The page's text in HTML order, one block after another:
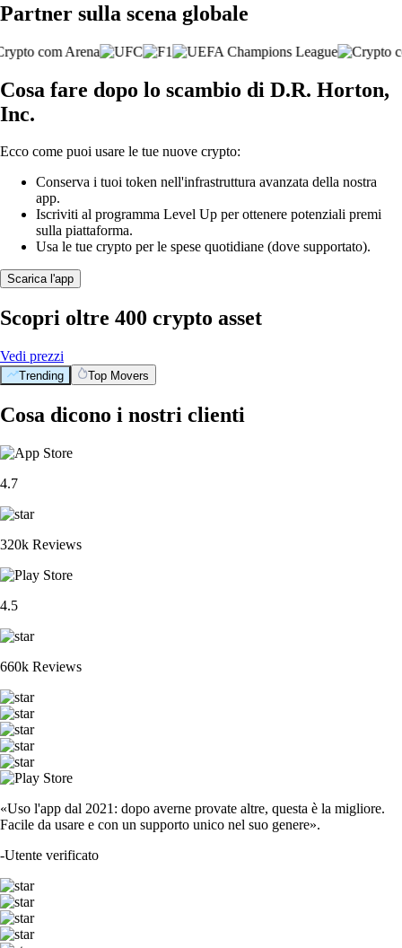
Partner sulla scena globale
Cosa fare dopo lo scambio di D.R. Horton,
Inc.
Ecco come puoi usare le tue nuove crypto:
Conserva i tuoi token nell'infrastruttura avanzata della nostra
app.
Iscriviti al programma Level Up per ottenere potenziali premi
sulla piattaforma.
Usa le tue crypto per le spese quotidiane (dove supportato).
Scarica l'app
Scopri oltre 400 crypto asset
Vedi prezzi
Trending Top Movers
Cosa dicono i nostri clienti
4.7
320k Reviews
4.5
660k Reviews
«Uso l'app dal 2021: dopo averne provate altre, questa è la migliore.
Facile da usare e con un supporto unico nel suo genere».
-Utente verificato